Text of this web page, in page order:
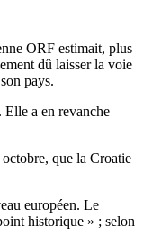
ORF estimait, plus
dû laisser la voie
pays.
Elle a en revanche
que la Croatie
européen. Le
historique » ; selon